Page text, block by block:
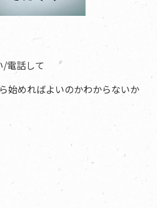
/電話して
始めればよいのかわからないか